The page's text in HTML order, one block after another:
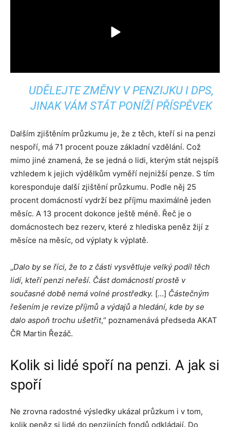
UDĚLEJTE ZMĚNY V PENZIJKU I DPS,
JINAK VÁM STÁT PONÍŽÍ PŘÍSPĚVEK
Dalším zjištěním průzkumu je, že z těch, kteří si na penzi
nespoří, má 71 procent pouze základní vzdělání. Což
mimo jiné znamená, že se jedná o lidi, kterým stát nejspíš
vzhledem k jejich výdělkům vyměří nejnižší penze. S tím
koresponduje další zjištění průzkumu. Podle něj 25
procent domácností vydrží bez příjmu maximálně jeden
měsíc. A 13 procent dokonce ještě méně. Řeč je o
domácnostech bez rezerv, které z hlediska peněz žijí z
měsíce na měsíc, od výplaty k výplatě.
„Dalo by se říci, že to z části vysvětluje velký podíl těch
lidí, kteří penzi neřeší. Část domácností prostě v
současné době nemá volné prostředky. […] Částečným
řešením je revize příjmů a výdajů a hledání, kde by se
dalo aspoň trochu ušetřit,“ poznamenává předseda AKAT
ČR Martin Řezáč.
Kolik si lidé spoří na penzi. A jak si
spoří
Ne zrovna radostné výsledky ukázal průzkum i v tom,
kolik peněz si lidé do penzijních fondů odkládají. Do